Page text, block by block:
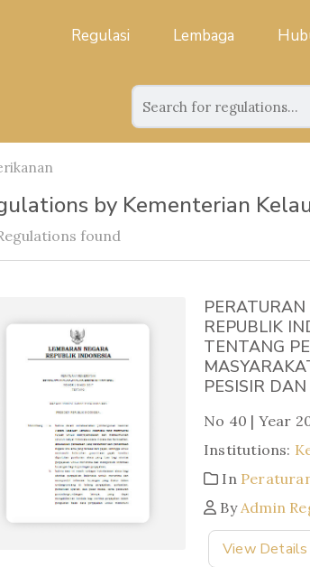
Regulasi Lembaga
by Kementerian
found
REPUBLIK
TENTANG
PESISIR
No 40 | Year
Institutions:
In
ByAdmin
View Details